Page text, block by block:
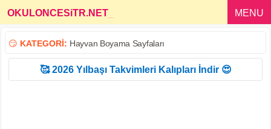
OKULONCESiTR.NET MENU
😏 KATEGORİ: Hayvan Boyama Sayfaları
🥰 2026 Yılbaşı Takvimleri Kalıpları İndir 😍